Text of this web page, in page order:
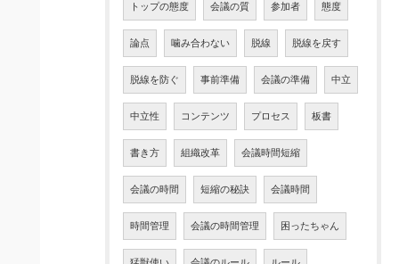
トップの態度 会議の質 参加者 態度
論点 噛み合わない 脱線 脱線を戻す
脱線を防ぐ 事前準備 会議の準備 中立
中立性 コンテンツ プロセス 板書
書き方 組織改革 会議時間短縮
会議の時間 短縮の秘訣 会議時間
時間管理 会議の時間管理 困ったちゃん